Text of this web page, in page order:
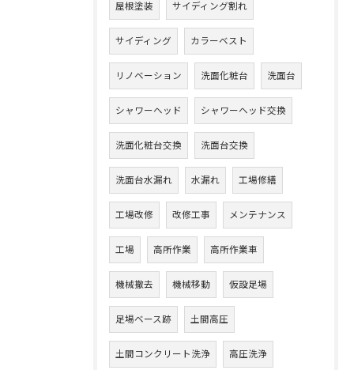
屋根塗装 サイディング割れ
サイディング カラーベスト
リノベーション 洗面化粧台 洗面台
シャワーヘッド シャワーヘッド交換
洗面化粧台交換 洗面台交換
洗面台水漏れ 水漏れ 工場修繕
工場改修 改修工事 メンテナンス
工場 高所作業 高所作業車
機械撤去 機械移動 仮設足場
足場ベース跡 土間高圧
土間コンクリート洗浄 高圧洗浄